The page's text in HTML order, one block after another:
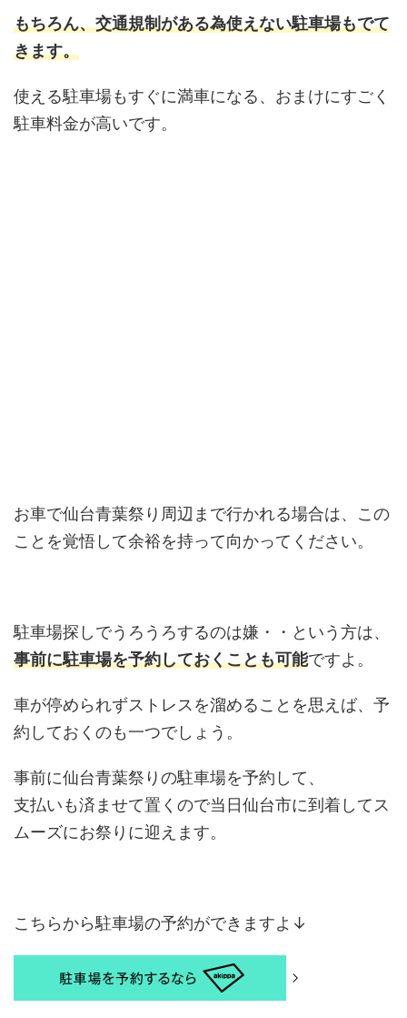
もちろん、交通規制がある為使えない駐車場もでて
きます。
使える駐車場もすぐに満車になる、おまけにすごく
駐車料金が高いです。
お車で仙台青葉祭り周辺まで行かれる場合は、この
ことを覚悟して余裕を持って向かってください。
駐車場探しでうろうろするのは嫌・・という方は、
事前に駐車場を予約しておくことも可能ですよ。
車が停められずストレスを溜めることを思えば、予
約しておくのも一つでしょう。
事前に仙台青葉祭りの駐車場を予約して、
支払いも済ませて置くので当日仙台市に到着してス
ムーズにお祭りに迎えます。
こちらから駐車場の予約ができますよ↓